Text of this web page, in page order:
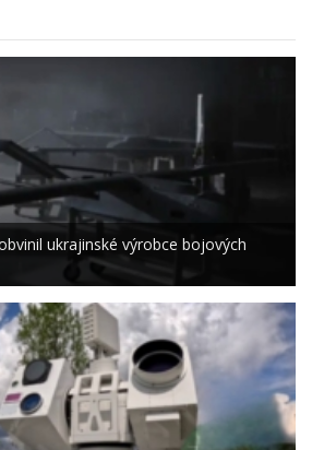
ukrajinské výrobce bojových